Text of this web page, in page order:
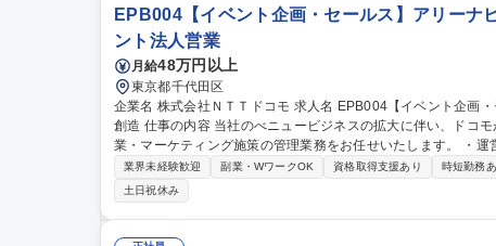
EPB004【イベント企画・セールス】アリーナ
ント法人営業
月給48万円以上
東京都千代田区
企業名 株式会社ＮＴＴドコモ 求人名 EPB004【イベント企画・セールス】アリーナビジネスにおける新たな価値
創造 仕事の内容 当社のべニュービジネスの拡大に伴い、ドコモが新たに運営するアリーナでのイベント企画/営
業・マーケティング施策の管理業務をお任せいたします。 ・運営管理するスタジアムにおいて、施設利用が想定
される興行主（特に音楽興行主）へのブッキング営業業務や自
ける、マーケティング施策の実行管理 ※今回のポジションでは
業界未経験歓迎 副業・WワークOK 資格取得支援あり 時短勤務
土日祝休み